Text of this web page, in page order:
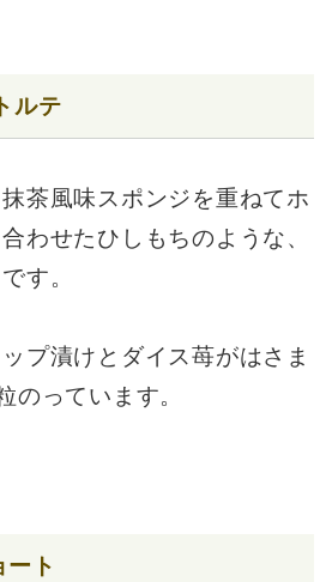
ルテ
茶風味スポンジを重ねてホ
わせたひしもちのような、
す。
プ漬けとダイス苺がはさま
のっています。
ト